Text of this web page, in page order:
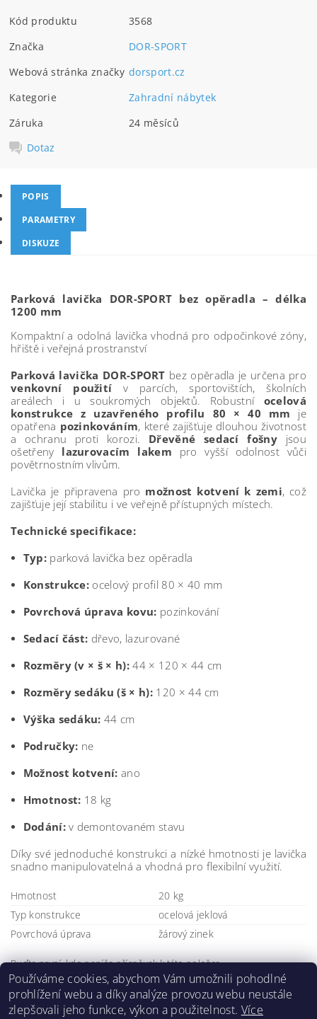
Kód produktu
3568
Značka
DOR-SPORT
Webová stránka značky dorsport.cz
Kategorie
Zahradní nábytek
Záruka
24 měsíců
Dotaz
POPIS
PARAMETRY
DISKUZE
Parková lavička DOR-SPORT bez opěradla – délka
1200 mm
Kompaktní a odolná lavička vhodná pro odpočinkové zóny,
hřiště i veřejná prostranství
Parková lavička DOR-SPORT bez opěradla je určena pro
venkovní použití v parcích, sportovištích, školních
areálech i u soukromých objektů. Robustní ocelová
konstrukce z uzavřeného profilu 80 × 40 mm je
opatřena pozinkováním, které zajišťuje dlouhou životnost
a ochranu proti korozi. Dřevěné sedací fošny jsou
ošetřeny lazurovacím lakem pro vyšší odolnost vůči
povětrnostním vlivům.
Lavička je připravena pro možnost kotvení k zemi, což
zajišťuje její stabilitu i ve veřejně přístupných místech.
Technické specifikace:
Typ:parková lavička bez opěradla
Konstrukce: ocelový profil 80 × 40 mm
Povrchová úprava kovu: pozinkování
Sedací část: dřevo, lazurované
Rozměry (v × š × h): 44 × 120 × 44 cm
Rozměry sedáku (š × h):120 × 44 cm
Výška sedáku: 44 cm
Područky: ne
Možnost kotvení: ano
Hmotnost: 18 kg
Dodání:v demontovaném stavu
Díky své jednoduché konstrukci a nízké hmotnosti je lavička
snadno manipulovatelná a vhodná pro flexibilní využití.
Hmotnost
20 kg
Typ konstrukce
ocelová jeklová
Povrchová úprava
žárový zinek
Buďte první, kdo napíše příspěvek k této položce.
Přidat komentář
Používáme cookies, abychom Vám umožnili pohodlné
prohlížení webu a díky analýze provozu webu neustále
zlepšovali jeho funkce, výkon a použitelnost. Více